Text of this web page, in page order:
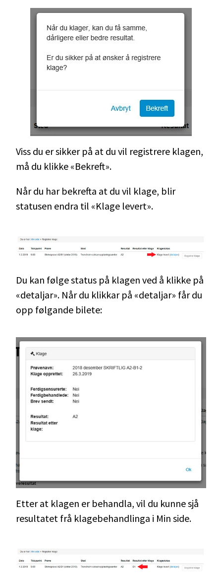
Viss du er sikker på at du vil registrere klagen,
må du klikke «Bekreft».
Når du har bekrefta at du vil klage, blir
statusen endra til «Klage levert».
Du kan følge status på klagen ved å klikke på
«detaljar». Når du klikkar på «detaljar» får du
opp følgande bilete:
Etter at klagen er behandla, vil du kunne sjå
resultatet frå klagebehandlinga i Min side.